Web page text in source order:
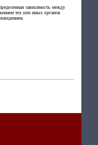
зависимость между
тех или иных органов